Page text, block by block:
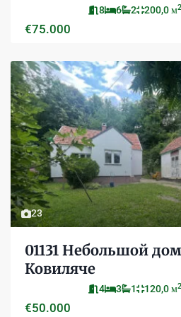
8 6 2 200,0 м2
€75.000
23
01131 Небольшой
Ковиляче
4 3 1 120,0 м2
€50.000